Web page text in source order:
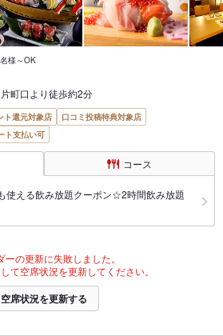
様～OK
町口より徒歩約2分
ト還元対象店
口コミ投稿特典対象店
ト支払い可
コース
使える飲み放題クーポン☆2時間飲み放題
ーの更新に失敗しました。
て空席状況を更新してください。
空席状況を更新する